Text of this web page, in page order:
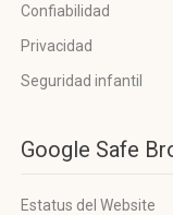
Confiabilidad
Privacidad
Seguridad infantil
Google Safe
Estatus del Website